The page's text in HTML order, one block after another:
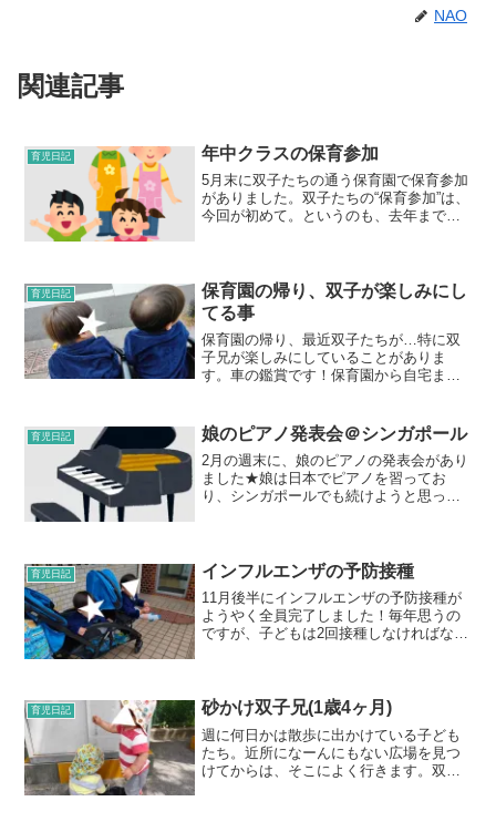
NAO
関連記事
育児日記 年中クラスの保育参加
5月末に双子たちの通う保育園で保育参加
がありました。双子たちの“保育参加”は、
今回が初めて。というのも、去年まで
も一緒に教室やホ...
育児日記
保育園の帰り、双子が楽しみにし
てる事
保育園の帰り、最近双子たちが…特に双
子兄が楽しみにしていることがありま
す。車の鑑賞です！保育園から自宅まで
娘なので危ないため、今までは極力避け
て通っていました。でも、車...
育児日記 娘のピアノ発表会＠シンガポール
2月の週末に、娘のピアノの発表会があり
ました★娘は日本でピアノを習ってお
り、シンガポールでも続けようと思って
ノ教室に通いだしました...
育児日記 インフルエンザの予防接種
11月後半にインフルエンザの予防接種が
ようやく全員完了しました！毎年思うの
ですが、子どもは2回接種しなければなら
少し車で行った病院...
育児日記 砂かけ双子兄(1歳4ヶ月)
週に何日かは散歩に出かけている子ども
たち。近所になーんにもない広場を見つ
けてからは、そこによく行きます。双子